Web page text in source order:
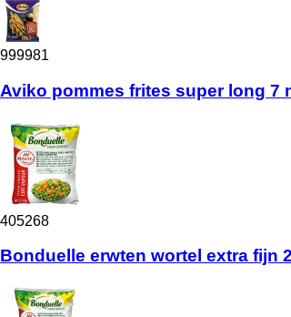
999981
Aviko pommes frites super long 7
405268
Bonduelle erwten wortel extra fijn